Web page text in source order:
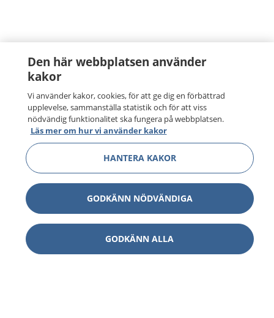
Den här webbplatsen använder
kakor
Vi använder kakor, cookies, för att ge dig en förbättrad
upplevelse, sammanställa statistik och för att viss
nödvändig funktionalitet ska fungera på webbplatsen.
Läs mer om hur vi använder kakor
HANTERA KAKOR
GODKÄNN NÖDVÄNDIGA
GODKÄNN ALLA